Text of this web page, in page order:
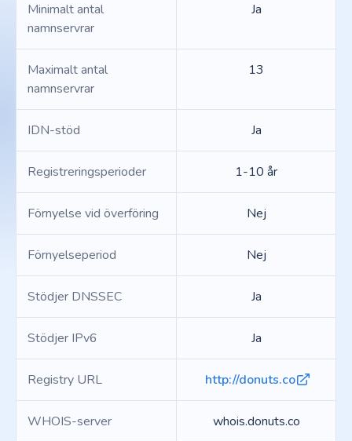
Minimalt antal
namnservrar
Ja
Maximalt antal
namnservrar
13
IDN-stöd Ja
Registreringsperioder 1-10 år
Förnyelse vid överföring Nej
Förnyelseperiod Nej
Stödjer DNSSEC Ja
Stödjer IPv6 Ja
Registry URL http://donuts.co
WHOIS-server whois.donuts.co